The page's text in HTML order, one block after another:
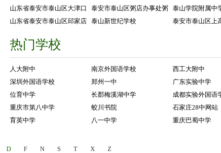
山东省泰安市泰山区大津口
泰安市泰山区粥店办事处粥 泰山学院附属中
山东省泰安市泰山区邱家店 泰山新世纪学校 泰安市泰山区上
热门学校
人大附中 南京外国语学校
西工大附中
深圳外国语学校
郑州一中
广东实验中学
位育中学
长郡梅溪湖中学
成都实验外国语
重庆市第八中学
蛟川书院
石家庄28中网站
育英中学
八一中学 重庆巴蜀中学
D F N S T X Z